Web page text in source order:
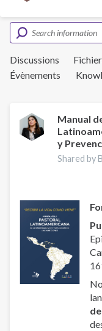
Discussions
Évènements
Manual
y
Shared by